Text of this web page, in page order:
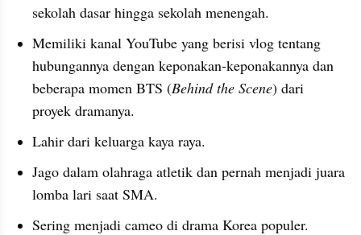
sekolah dasar hingga sekolah menengah.
Memiliki kanal YouTube yang berisi vlog tentang
hubungannya dengan keponakan-keponakannya dan
beberapa momen BTS (Behind the Scene) dari
proyek dramanya.
Lahir dari keluarga kaya raya.
Jago dalam olahraga atletik dan pernah menjadi juara
lomba lari saat SMA.
Sering menjadi cameo di drama Korea populer.